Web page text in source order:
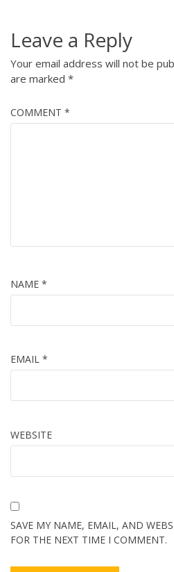
Leave a Reply
Your email address will not be
are marked *
COMMENT *
NAME *
EMAIL *
WEBSITE
SAVE MY NAME, EMAIL, AND
FOR THE NEXT TIME I COMMENT.